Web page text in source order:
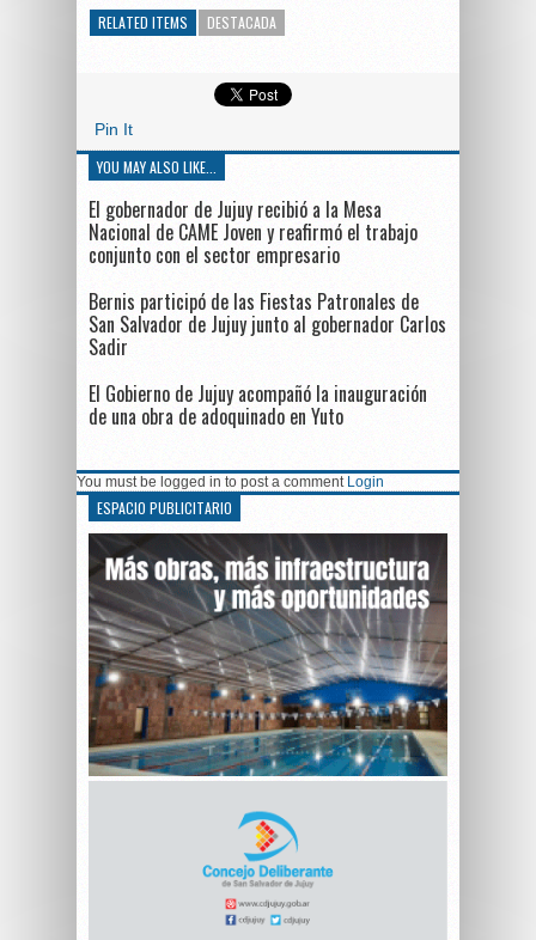
RELATED ITEMS DESTACADA
Pin It
YOU MAY ALSO LIKE...
El gobernador de Jujuy recibió a la Mesa
Nacional de CAME Joven y reafirmó el trabajo
conjunto con el sector empresario
Bernis participó de las Fiestas Patronales de
San Salvador de Jujuy junto al gobernador Carlos
Sadir
El Gobierno de Jujuy acompañó la inauguración
de una obra de adoquinado en Yuto
You must be logged in to post a comment Login
ESPACIO PUBLICITARIO